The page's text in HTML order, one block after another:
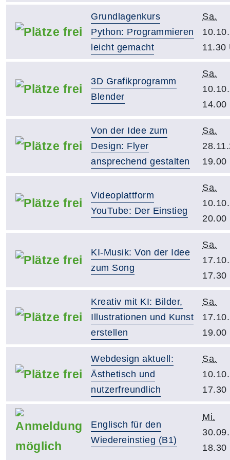
Grundlagenkurs
Python: Programmieren
leicht gemacht
Sa.
11.30
3D Grafikprogramm
Blender
Sa.
14.00
Von der Idee zum
Design: Flyer
ansprechend gestalten
Sa.
19.00
Videoplattform
YouTube: Der Einstieg
Sa.
20.00
KI-Musik: Von der Idee
zum Song
Sa.
17.30
Kreativ mit KI: Bilder,
Illustrationen und Kunst
erstellen
Sa.
19.00
Webdesign aktuell:
Ästhetisch und
nutzerfreundlich
Sa.
17.30
Englisch für den
Wiedereinstieg (B1)
Mi.
18.30